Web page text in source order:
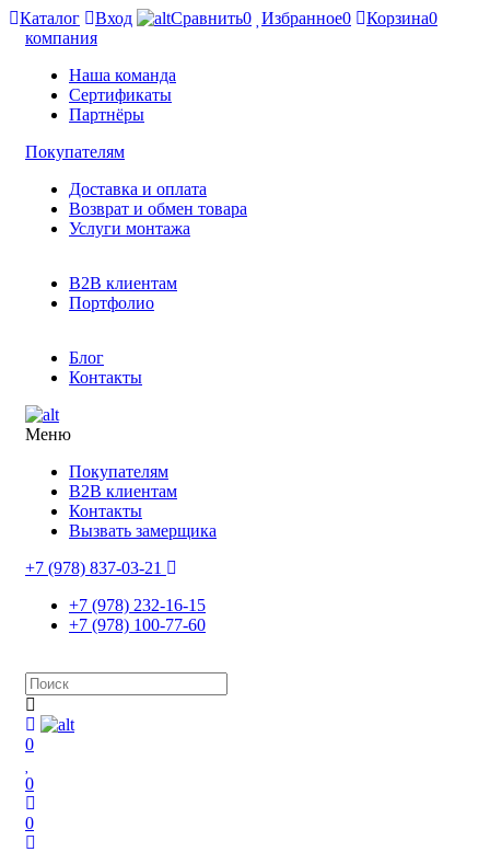
Каталог Вход Сравнить0 Избранное0 Корзина0
компания
Наша команда
Сертификаты
Партнёры
Покупателям
Доставка и оплата
Возврат и обмен товара
Услуги монтажа
B2B клиентам
Портфолио
Блог
Контакты
Меню
Покупателям
B2B клиентам
Контакты
Вызвать замерщика
+7 (978) 837-03-21
+7 (978) 232-16-15
+7 (978) 100-77-60
0
0
0